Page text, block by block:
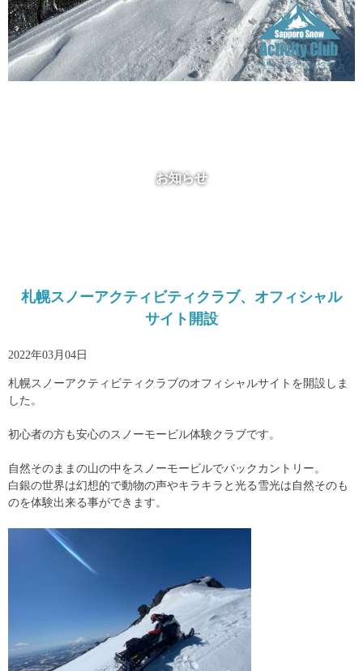
お知らせ
札幌スノーアクティビティクラブ、オフィシャル
サイト開設
2022年03月04日
札幌スノーアクティビティクラブのオフィシャルサイトを開設しま
した。
初心者の方も安心のスノーモービル体験クラブです。
自然そのままの山の中をスノーモービルでバックカントリー。
白銀の世界は幻想的で動物の声やキラキラと光る雪光は自然そのも
のを体験出来る事ができます。